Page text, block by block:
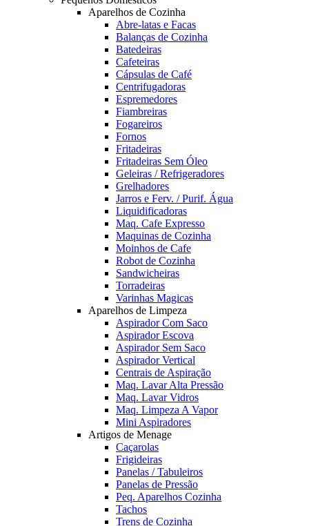
Aparelhos de Cozinha
Abre-latas e Facas
Balanças de Cozinha
Batedeiras
Cafeteiras
Cápsulas de Café
Centrifugadoras
Espremedores
Fiambreiras
Fogareiros
Fornos
Fritadeiras
Fritadeiras Sem Óleo
Geleiras / Refrigeradores
Grelhadores
Jarros e Ferv. / Purif. Água
Liquidificadoras
Maq. Cafe Expresso
Maquinas de Cozinha
Moinhos de Cafe
Robot de Cozinha
Sandwicheiras
Torradeiras
Varinhas Magicas
Aparelhos de Limpeza
Aspirador Com Saco
Aspirador Escova
Aspirador Sem Saco
Aspirador Vertical
Centrais de Aspiração
Maq. Lavar Alta Pressão
Maq. Lavar Vidros
Maq. Limpeza A Vapor
Mini Aspiradores
Artigos de Menage
Caçarolas
Frigideiras
Panelas / Tabuleiros
Panelas de Pressão
Peq. Aparelhos Cozinha
Tachos
Trens de Cozinha